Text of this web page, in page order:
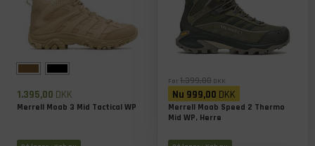
1.395,00 DKK
Merrell Moab 3 Mid Tactical WP
Før 1.399,00 DKK
Nu 999,00 DKK
Merrell Moab Speed 2 Thermo
Mid WP, Herre